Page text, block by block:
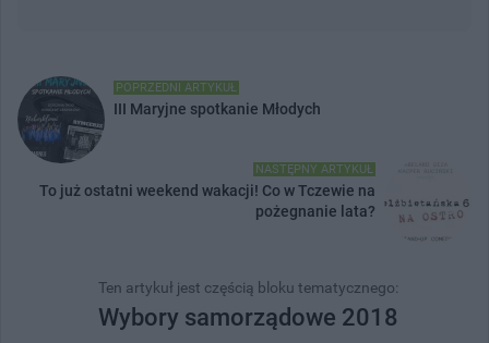
POPRZEDNI ARTYKUŁ
III Maryjne spotkanie Młodych
NASTĘPNY ARTYKUŁ
To już ostatni weekend wakacji! Co w Tczewie na
pożegnanie lata?
Ten artykuł jest częścią bloku tematycznego:
Wybory samorządowe 2018